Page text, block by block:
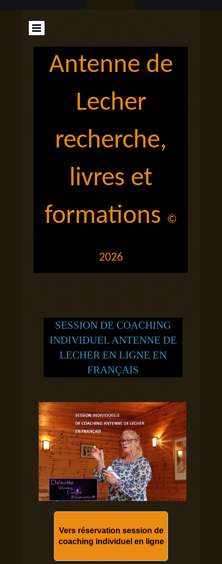
Antenne de
Lecher
recherche,
livres et
formations
©
2026
SESSION DE COACHING
INDIVIDUEL ANTENNE DE
LECHER EN LIGNE EN
FRANÇAIS
Vers réservation session de
coaching individuel en ligne